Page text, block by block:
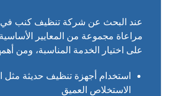
عند البحث عن شركة تنظيف كنب في
مراعاة مجموعة من المعايير
على اختيار الخدمة المناسبة، ومن
استخدام أجهزة تنظيف حديثة مثل
الاستخلاص العميق